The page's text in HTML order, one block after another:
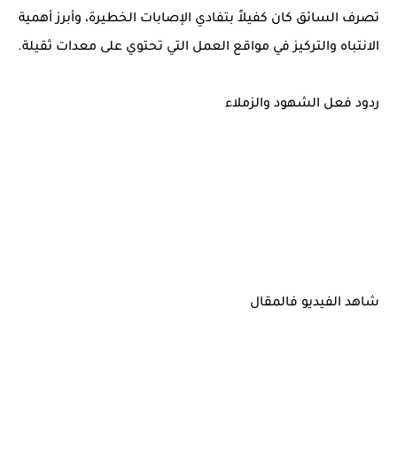
تصرف السائق كان كفيلاً بتفادي الإصابات الخطيرة، وأبرز أهمية
الانتباه والتركيز في مواقع العمل التي تحتوي على معدات ثقيلة.
ردود فعل الشهود والزملاء
شاهد الفيديو فالمقال